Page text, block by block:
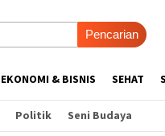
Pencarian
EKONOMI & BISNIS SEHAT
Politik Seni Budaya